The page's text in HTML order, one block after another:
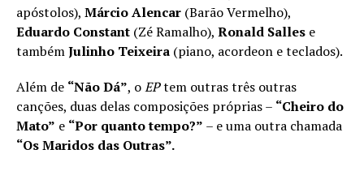
apóstolos), Márcio Alencar (Barão Vermelho),
Eduardo Constant (Zé Ramalho), Ronald Salles e
tambémJulinho Teixeira (piano, acordeon e teclados).
Além de “Não Dá”, oEPtem outras três outras
canções, duas delas composições próprias – “Cheiro do
Mato” e “Por quanto tempo?” – e uma outra chamada
“Os Maridos das Outras”.